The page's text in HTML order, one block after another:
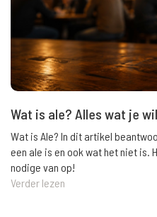
Wat is ale? Alles wat je
Wat is Ale? In dit artikel
een ale is en ook wat het niet is.
nodige van op!
Verder lezen